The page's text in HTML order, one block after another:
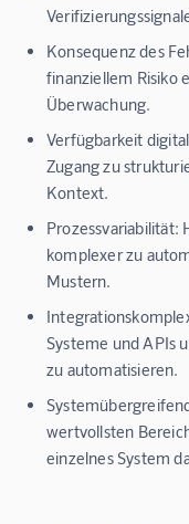
Konsequenz des
finanziellem Risiko
Überwachung.
Verfügbarkeit
Zugang zu
Kontext.
Prozessvariabilität:
komplexer zu
Mustern.
Systeme und APIs
zu automatisieren.
wertvollsten
einzelnes System